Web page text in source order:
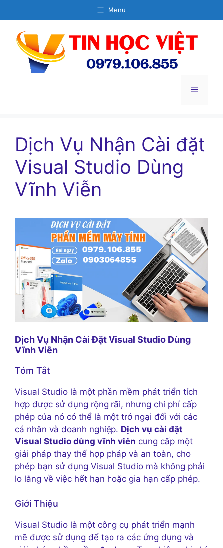
đến
dung
Menu
Menu
Dịch Vụ Nhận Cài đặt
Visual Studio Dùng
Vĩnh Viễn
Dịch Vụ Nhận Cài Đặt Visual Studio Dùng
Vĩnh Viễn
Tóm Tắt
Visual Studio là một phần mềm phát triển tích
hợp được sử dụng rộng rãi, nhưng chi phí cấp
phép của nó có thể là một trở ngại đối với các
cá nhân và doanh nghiệp. Dịch vụ cài đặt
Visual Studio dùng vĩnh viễn cung cấp một
giải pháp thay thế hợp pháp và an toàn, cho
phép bạn sử dụng Visual Studio mà không phải
lo lắng về việc hết hạn hoặc gia hạn cấp phép.
Giới Thiệu
Visual Studio là một công cụ phát triển mạnh
mẽ được sử dụng để tạo ra các ứng dụng và